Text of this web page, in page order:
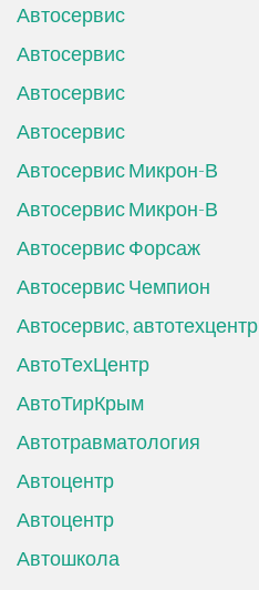
Автосервис
Автосервис
Автосервис
Автосервис
Автосервис Микрон-В
Автосервис Микрон-В
Автосервис Форсаж
Автосервис Чемпион
Автосервис, автотехцентр
АвтоТехЦентр
АвтоТирКрым
Автотравматология
Автоцентр
Автоцентр
Автошкола